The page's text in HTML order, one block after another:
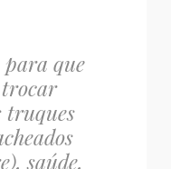
para que
trocar
truques
saúde,